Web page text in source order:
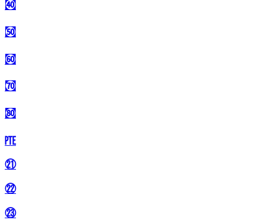
㉋
㉌
㉍
㉎
㉏
㉐
㉑
㉒
㉓